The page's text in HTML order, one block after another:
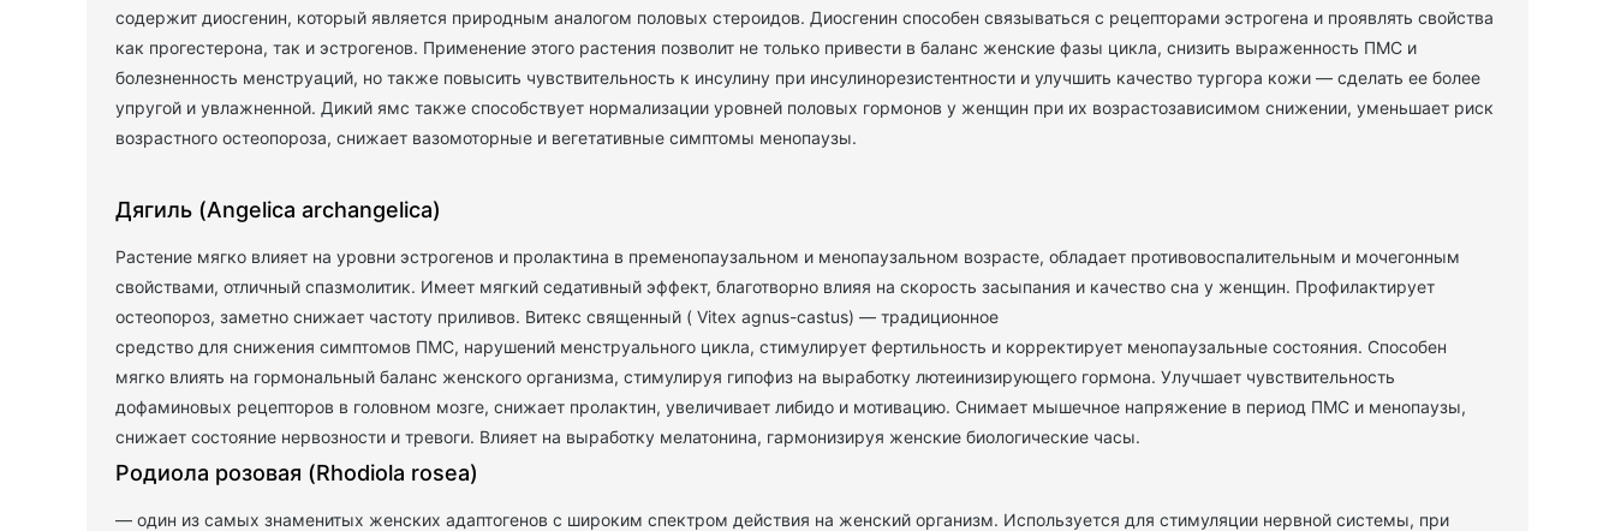
содержит диосгенин, который является природным аналогом половых стероидов. Диосгенин способен связываться с рецепторами эстрогена и проявлять свойства
как прогестерона, так и эстрогенов. Применение этого растения позволит не только привести в баланс женские фазы цикла, снизить выраженность ПМС и
болезненность менструаций, но также повысить чувствительность к инсулину при инсулинорезистентности и улучшить качество тургора кожи — сделать ее более
упругой и увлажненной. Дикий ямс также способствует нормализации уровней половых гормонов у женщин при их возрастозависимом снижении, уменьшает риск
возрастного остеопороза, снижает вазомоторные и вегетативные симптомы менопаузы.
Дягиль (Angelica archangelica)
Растение мягко влияет на уровни эстрогенов и пролактина в пременопаузальном и менопаузальном возрасте, обладает противовоспалительным и мочегонным
свойствами, отличный спазмолитик. Имеет мягкий седативный эффект, благотворно влияя на скорость засыпания и качество сна у женщин. Профилактирует
остеопороз, заметно снижает частоту приливов. Витекс священный ( Vitex agnus-castus) — традиционное
средство для снижения симптомов ПМС, нарушений менструального цикла, стимулирует фертильность и корректирует менопаузальные состояния. Способен
мягко влиять на гормональный баланс женского организма, стимулируя гипофиз на выработку лютеинизирующего гормона. Улучшает чувствительность
дофаминовых рецепторов в головном мозге, снижает пролактин, увеличивает либидо и мотивацию. Снимает мышечное напряжение в период ПМС и менопаузы,
снижает состояние нервозности и тревоги. Влияет на выработку мелатонина, гармонизируя женские биологические часы.
Родиола розовая (Rhodiola rosea)
— один из самых знаменитых женских адаптогенов с широким спектром действия на женский организм. Используется для стимуляции нервной системы, при